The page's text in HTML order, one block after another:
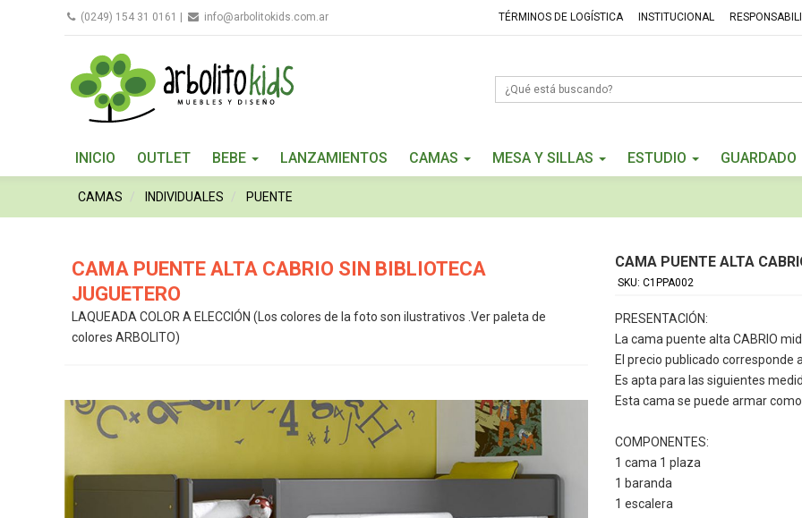
(0249) 154 31 0161 info@arbolitokids.com.ar TÉRMINOS DE LOGÍSTICA INSTITUCIONAL
INICIO OUTLET BEBE LANZAMIENTOS CAMAS MESA Y SILLAS ESTUDIO GUARDADO
CAMAS INDIVIDUALES PUENTE
CAMA PUENTE ALTA CABRIO SIN BIBLIOTECA
JUGUETERO
LAQUEADA COLOR A ELECCIÓN (Los colores de la foto son ilustrativos .Ver paleta de
colores ARBOLITO)
CAMA PUENTE ALTA
SKU: C1PPA002
PRESENTACIÓN:
La cama puente alta CABRIO
El precio publicado corresponde
Es apta para las siguientes
Esta cama se puede armar
COMPONENTES:
1 cama 1 plaza
1 baranda
1 escalera